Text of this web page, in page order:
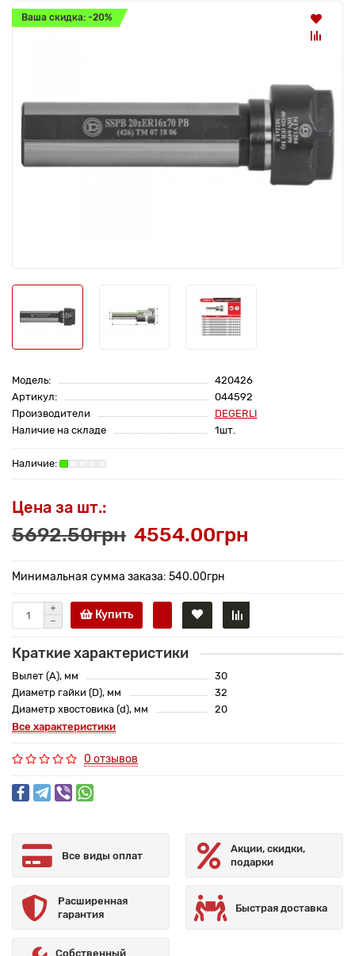
Ваша скидка: -20%
Модель:
420426
Артикул:
044592
Производители
DEGERLI
Наличие на складе
1шт.
Цена за шт.:
5692.50грн 4554.00грн
Минимальная сумма заказа: 540.00грн
Купить
Краткие характеристики
Вылет (A), мм
30
Диаметр гайки (D), мм
32
Диаметр хвостовика (d), мм
20
Все характеристики
0 отзывов
Все виды оплат
Акции, скидки,
подарки
Расширенная
гарантия
Быстрая доставка
Собственный